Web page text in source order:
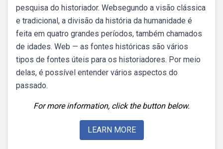
pesquisa do historiador. Websegundo a visão clássica
e tradicional, a divisão da história da humanidade é
feita em quatro grandes períodos, também chamados
de idades. Web — as fontes históricas são vários
tipos de fontes úteis para os historiadores. Por meio
delas, é possível entender vários aspectos do
passado.
For more information, click the button below.
LEARN MORE